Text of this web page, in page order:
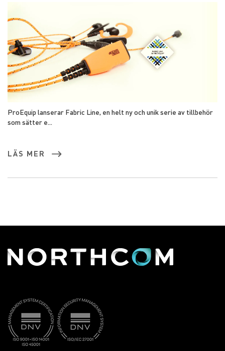
ProEquip lanserar Fabric Line, en helt ny och unik serie av tillbehör
som sätter e...
LÄS MER